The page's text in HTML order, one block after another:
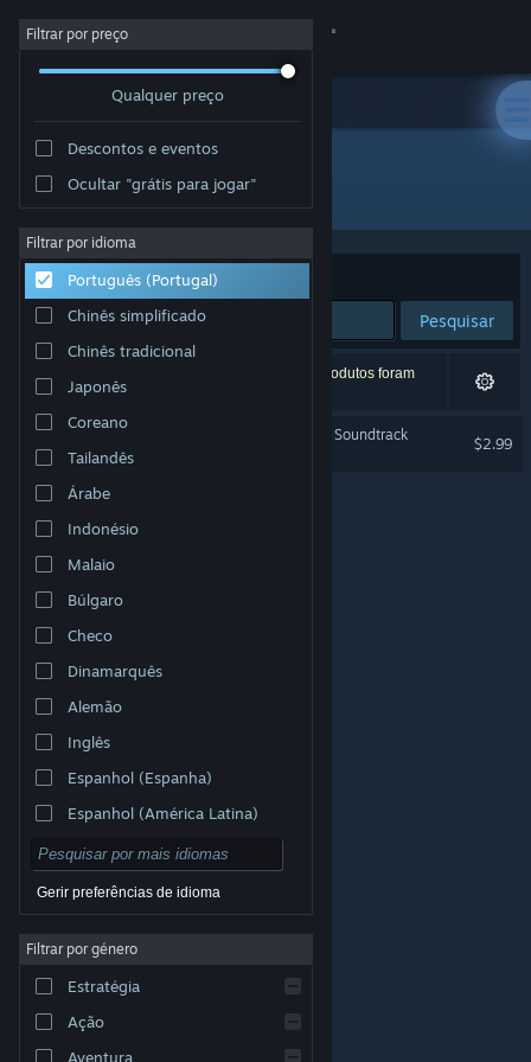
Iniciar sessão
Sobre
Apoio
Alterar idioma
Instala a app móvel do Steam
Ver versão para computadores
© Valve Corporation. Todos os direitos reservados.
respetivos proprietários nos E.U.A. e outros países.
Acessibilidade
Reembolsos|Cookies
Filtrar por preço
Qualquer preço
Descontos e eventos
Ocultar "grátis para jogar"
Filtrar por idioma
Português (Portugal)
Chinês simplificado
Chinês tradicional
Japonês
Coreano
Tailandês
Árabe
Indonésio
Malaio
Búlgaro
Checo
Dinamarquês
Alemão
Inglês
Espanhol (Espanha)
Espanhol (América Latina)
Gerir preferências de idioma
Filtrar por género
Estratégia
Ação
Aventura
Developer: AlbiStudios
Ordenar por Relevância
Pesquisar
1 resultado correspondente à tua pesquisa. 6 produtos foram
excluídos com base nas tuas preferências.
Motherboard Under Attack Soundtrack
$2.99